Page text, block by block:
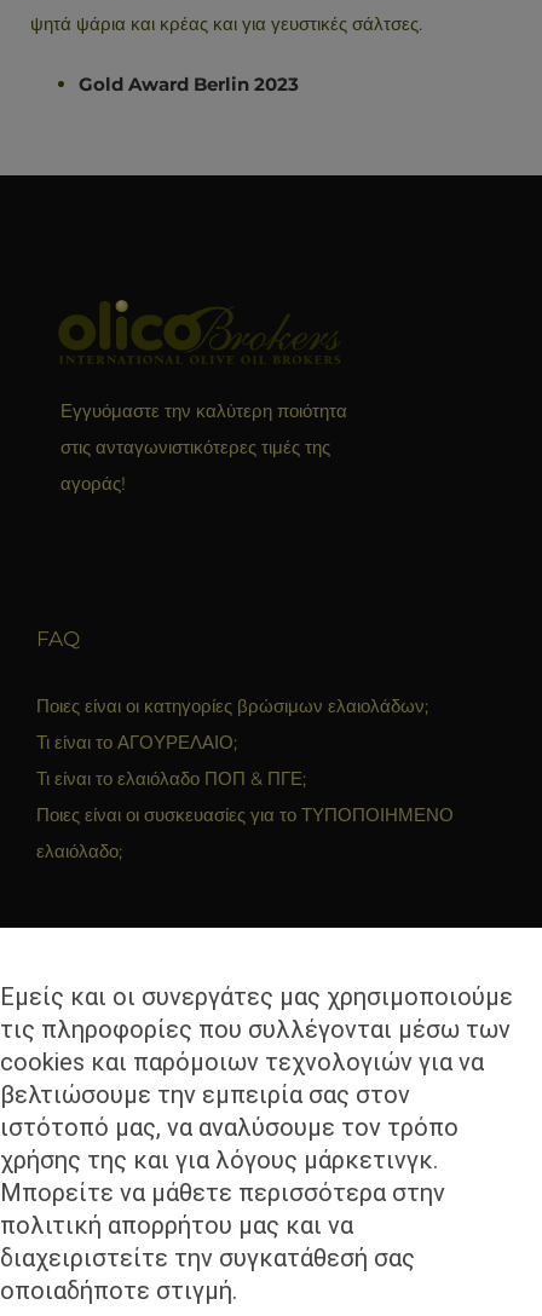
ψητά ψάρια και κρέας και για γευστικές σάλτσες.
Gold Award Berlin 2023
Εγγυόμαστε την καλύτερη ποιότητα
στις ανταγωνιστικότερες τιμές της
αγοράς!
FAQ
Ποιες είναι οι κατηγορίες βρώσιμων ελαιολάδων;
Τι είναι το ΑΓΟΥΡΕΛΑΙΟ;
Τι είναι το ελαιόλαδο ΠΟΠ & ΠΓΕ;
Ποιες είναι οι συσκευασίες για το ΤΥΠΟΠΟΙΗΜΕΝΟ
ελαιόλαδο;
OLICOBROKERS Ι.Κ.Ε.
Θησέως 330, Καλλιθέα
17675 Αθήνα
Τηλ. 210 9419279
Fax. 2109400680
Email. info@olicobrokers.com
Εμείς και οι συνεργάτες μας χρησιμοποιούμε
τις πληροφορίες που συλλέγονται μέσω των
cookies και παρόμοιων τεχνολογιών για να
βελτιώσουμε την εμπειρία σας στον
ιστότοπό μας, να αναλύσουμε τον τρόπο
χρήσης της και για λόγους μάρκετινγκ.
Μπορείτε να μάθετε περισσότερα στην
πολιτική απορρήτου μας και να
διαχειριστείτε την συγκατάθεσή σας
οποιαδήποτε στιγμή.